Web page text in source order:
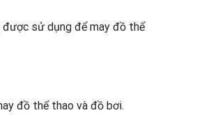
sử dụng để may đồ thể
đồ thể thao và đồ bơi.